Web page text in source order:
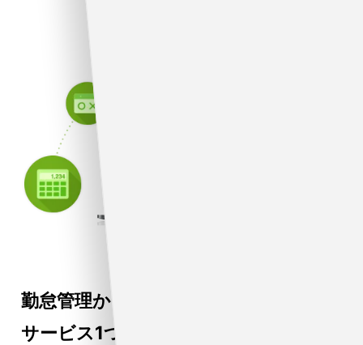
勤怠管理から給与計算、帳簿管理まで
サービス1つで